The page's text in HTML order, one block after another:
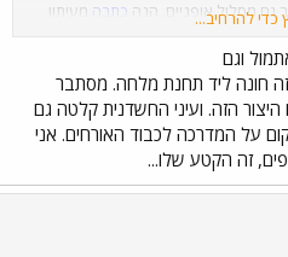
כתבה מעיתון
הפתיחה, שבו נאמרו מילים מוכרות
ביותר בעולם". ב
בעיית הבטיחות של הקו שחוצה 36 צמתים בלי מחסום או הפרדה מפלסית,
אוטובוס שהיה בנסיעת נסיון לבין כלי
האחרים בעיר: האדום (קו הרכבת
התחתית היחיד) מתחנת Union לצפון הוליווד (שם הוא מתחבר לקו הכתום
במזרח) - קווי רכבת קלה. הפרויקט הגדול
כדי להרחיב...
וגם
חונה ליד תחנת מלחה. מסתבר
הזה. ועיני החשדנית קלטה גם
על המדרכה לכבוד האורחים. אני
זה הקטע שלו...